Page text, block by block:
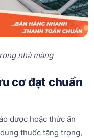
nhà màng
cơ đạt chuẩn
dược hoặc thức ăn
thuốc tăng trọng,